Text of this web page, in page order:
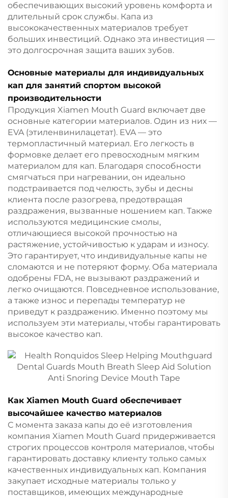
обеспечивающих высокий уровень комфорта и
длительный срок службы. Капа из
высококачественных материалов требует
больших инвестиций. Однако эта инвестиция —
это долгосрочная защита ваших зубов.
Основные материалы для индивидуальных
кап для занятий спортом высокой
производительности
Продукция Xiamen Mouth Guard включает две
основные категории материалов. Один из них —
EVA (этиленвинилацетат). EVA — это
термопластичный материал. Его легкость в
формовке делает его превосходным мягким
материалом для кап. Благодаря способности
смягчаться при нагревании, он идеально
подстраивается под челюсть, зубы и десны
клиента после разогрева, предотвращая
раздражения, вызванные ношением кап. Также
используются медицинские смолы,
отличающиеся высокой прочностью на
растяжение, устойчивостью к ударам и износу.
Это гарантирует, что индивидуальные капы не
сломаются и не потеряют форму. Оба материала
одобрены FDA, не вызывают раздражений и
легко очищаются. Повседневное использование,
а также износ и перепады температур не
приведут к раздражению. Именно поэтому мы
используем эти материалы, чтобы гарантировать
высокое качество кап.
Как Xiamen Mouth Guard обеспечивает
высочайшее качество материалов
С момента заказа капы до её изготовления
компания Xiamen Mouth Guard придерживается
строгих процессов контроля материалов, чтобы
гарантировать доставку клиенту только самых
качественных индивидуальных кап. Компания
закупает исходные материалы только у
поставщиков, имеющих международные